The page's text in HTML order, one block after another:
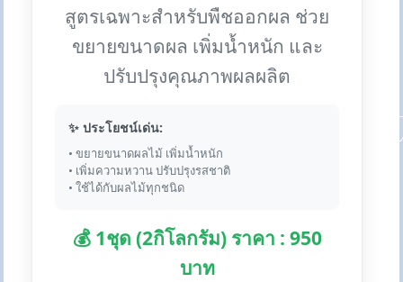
สูตรเฉพาะสำหรับพืชออกผล ช่วย
ขยายขนาดผล เพิ่มน้ำหนัก และ
ปรับปรุงคุณภาพผลผลิต
✨ ประโยชน์เด่น:
• ขยายขนาดผลไม้ เพิ่มน้ำหนัก
• เพิ่มความหวาน ปรับปรุงรสชาติ
• ใช้ได้กับผลไม้ทุกชนิด
💰 1ชุด (2กิโลกรัม) ราคา : 950
บาท